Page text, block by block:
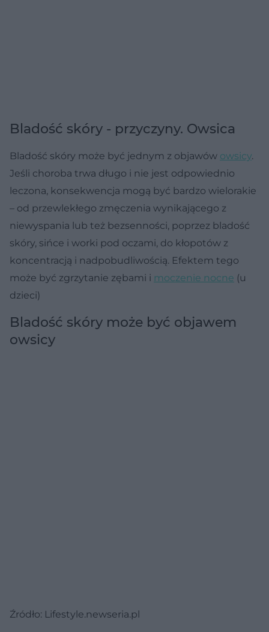
Bladość skóry - przyczyny. Owsica
Bladość skóry może być jednym z objawów owsicy.
Jeśli choroba trwa długo i nie jest odpowiednio
leczona, konsekwencja mogą być bardzo wielorakie
– od przewlekłego zmęczenia wynikającego z
niewyspania lub też bezsenności, poprzez bladość
skóry, sińce i worki pod oczami, do kłopotów z
koncentracją i nadpobudliwością. Efektem tego
może być zgrzytanie zębami i moczenie nocne (u
dzieci)
Bladość skóry może być objawem
owsicy
Źródło: Lifestyle.newseria.pl